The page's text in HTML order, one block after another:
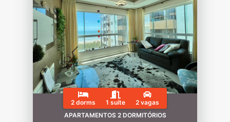
2 dorms 1 suíte
2 vagas
APARTAMENTOS 2 DORMITÓRIOS